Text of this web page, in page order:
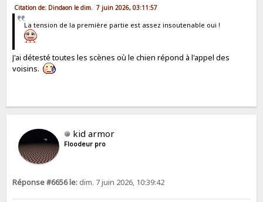
Citation de: Dindaon le dim. 7 juin 2026, 03:11:57
La tension de la première partie est assez insoutenable oui !
J'ai détesté toutes les scènes où le chien répond à l'appel des
voisins.
kid armor
Floodeur pro
Réponse #6656 le: dim. 7 juin 2026, 10:39:42